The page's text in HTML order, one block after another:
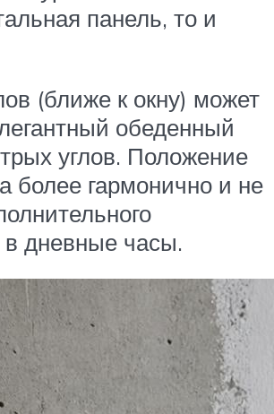
панель, то и
(ближе к окну) может
обеденный
углов. Положение
более гармонично и не
дневные часы.